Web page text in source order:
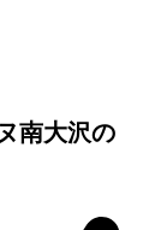
南大沢の